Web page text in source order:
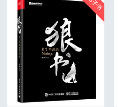
12.1.2 提示框的样式 271
12.2 坐标系中的焦点 273
12.2.1 折线图的焦点 274
12.2.2 为折线图添加提示框 279
12.3 元素组合 283
12.3.1 饼状图的拖曳 284
12.3.2 移入和移出 286
12.3.3 合并 294
12.4 区域选择 296
12.4.1 在SVG画板里选择一块区域 297
12.4.2 散点图的区域选择 299